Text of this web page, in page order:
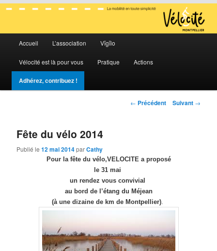
Vélocité Grand Montpellier
La mobilité en toute simplicité
Aller
au
contenu
Aller
au
contenu
Accueil L’association Vĭgĭlo
Vélocité est là pour vous Pratique Actions
Adhérez, contribuez !
Navigation
← Précédent Suivant →
Fête du vélo 2014
Publié le12 mai 2014parCathy
Pour la fête du vélo,VELOCITE a proposé
le 31 mai
un rendez vous convivial
au bord de l’étang du Méjean
(à une dizaine de km de Montpellier)